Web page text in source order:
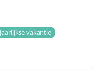
jaarlijkse vakantie